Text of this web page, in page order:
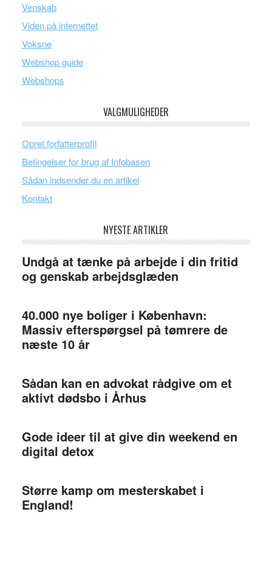
Venskab
Viden på internettet
Voksne
Webshop guide
Webshops
VALGMULIGHEDER
Opret forfatterprofil
Betingelser for brug af Infobasen
Sådan indsender du en artikel
Kontakt
NYESTE ARTIKLER
Undgå at tænke på arbejde i din fritid
og genskab arbejdsglæden
40.000 nye boliger i København:
Massiv efterspørgsel på tømrere de
næste 10 år
Sådan kan en advokat rådgive om et
aktivt dødsbo i Århus
Gode ideer til at give din weekend en
digital detox
Større kamp om mesterskabet i
England!